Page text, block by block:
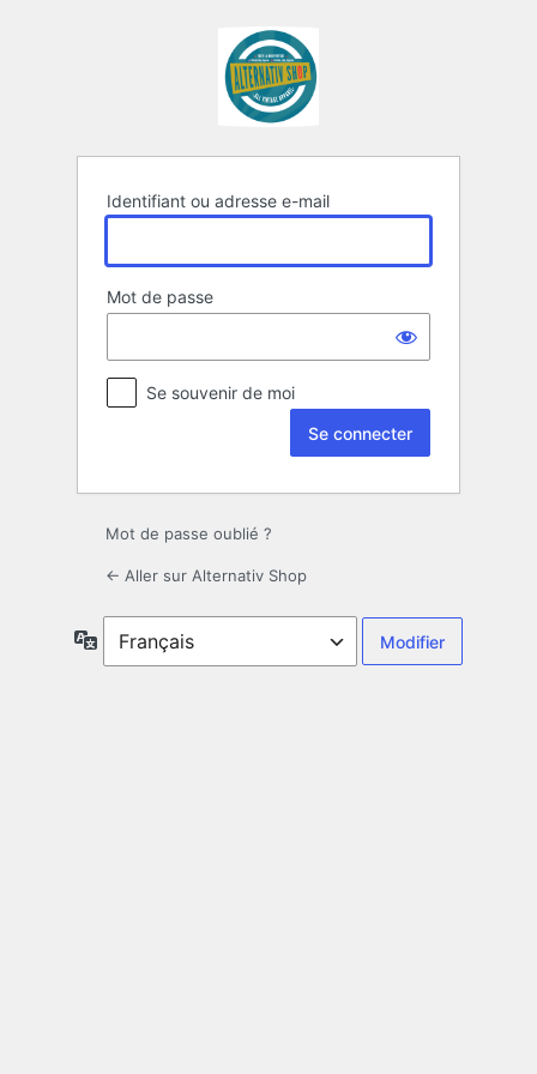
Identifiant ou adresse e-mail
Mot de passe
Se souvenir de moi
Mot de passe oublié ?
← Aller sur Alternativ Shop
Langue